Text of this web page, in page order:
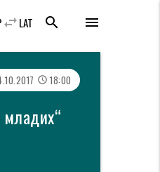
menu
search
LAT
swap_horiz
access_time 18:00
младих“